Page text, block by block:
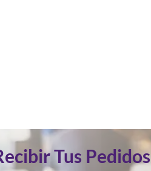
Tus Pedidos